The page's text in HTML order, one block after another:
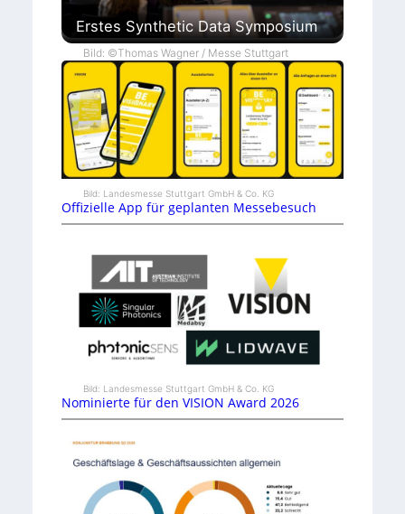
Erstes Synthetic Data Symposium
Bild: ©Thomas Wagner / Messe Stuttgart
Bild: Landesmesse Stuttgart GmbH & Co. KG
Offizielle App für geplanten Messebesuch
Bild: Landesmesse Stuttgart GmbH & Co. KG
Nominierte für den VISION Award 2026